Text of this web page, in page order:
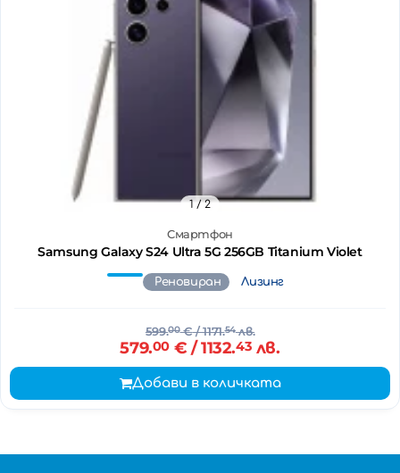
Смартфон
Samsung Galaxy S24 Ultra 5G 256GB Titanium Violet
1/ 2
Реновиран Лизинг
599.00€/ 1171.54лв.
579.00€ / 1132.43 лв.
Добави в количката